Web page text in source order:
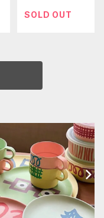
SOLD OUT